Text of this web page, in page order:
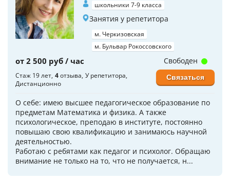
школьники 7-9 класса
Занятия у репетитора
м. Черкизовская
м. Бульвар Рокоссовского
от 2 500 руб / час
Стаж 19 лет 4отзыва У репетитора
Дистанционно
О себе: имею высшее педагогическое образование по
предметам Математика и физика. А также
психологическое, преподаю в институте, постоянно
повышаю свою квалификацию и занимаюсь научной
деятельностью.
Работаю с ребятами как педагог и психолог. Обращаю
внимание не только на то, что не получается, н...
Свободен
Связаться